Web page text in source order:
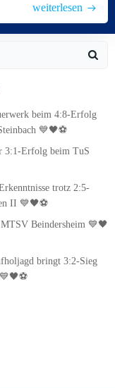
weiterlesen
beim 4:8-Erfolg
💙🖤⚽
3:1-Erfolg beim TuS
trotz 2:5-
II 💙🖤⚽
MTSV Beindersheim 💙🖤
bringt 3:2-Sieg